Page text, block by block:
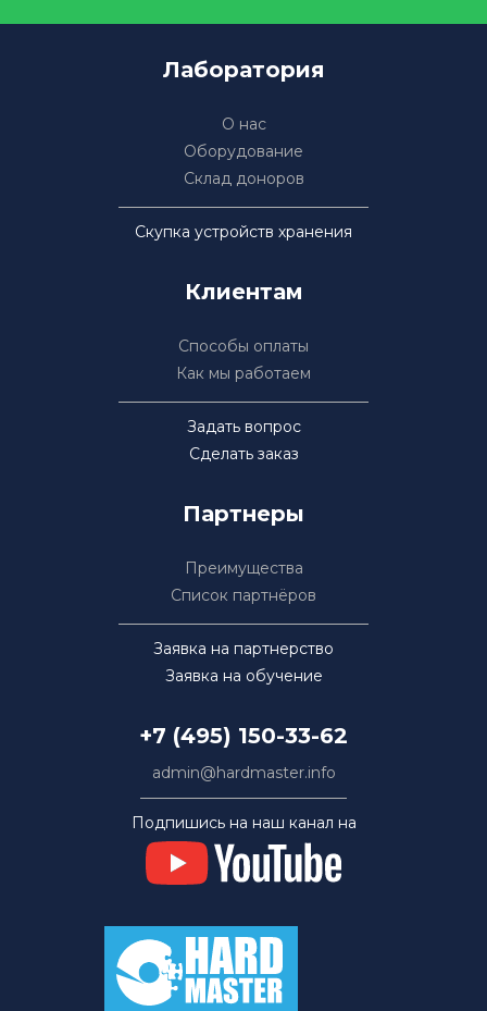
Лаборатория
О нас
Оборудование
Склад доноров
Скупка устройств хранения
Клиентам
Способы оплаты
Как мы работаем
Задать вопрос
Сделать заказ
Партнеры
Преимущества
Список партнёров
Заявка на партнерство
Заявка на обучение
+7 (495) 150-33-62
admin@hardmaster.info
Подпишись на наш канал на